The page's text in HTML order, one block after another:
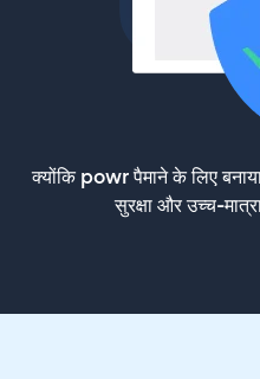
क्योंकि powr पैमाने के लिए
सुरक्षा और उच्च-